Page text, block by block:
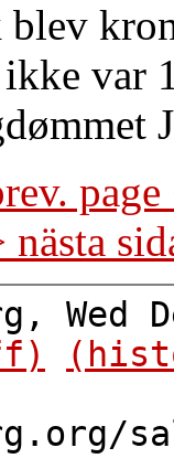
var
nästa
Wed